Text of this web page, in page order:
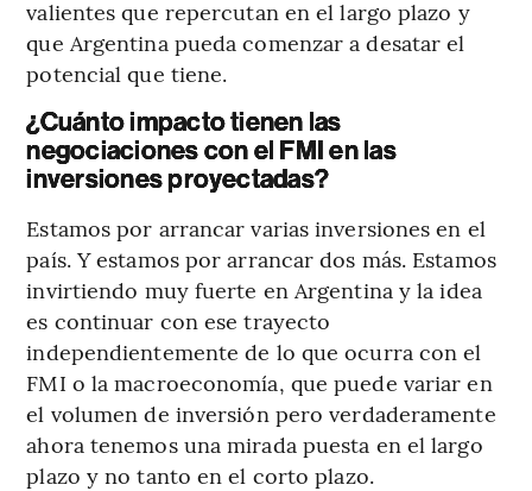
valientes que repercutan en el largo plazo y
que Argentina pueda comenzar a desatar el
potencial que tiene.
¿Cuánto impacto tienen las
negociaciones con el FMI en las
inversiones proyectadas?
Estamos por arrancar varias inversiones en el
país. Y estamos por arrancar dos más. Estamos
invirtiendo muy fuerte en Argentina y la idea
es continuar con ese trayecto
independientemente de lo que ocurra con el
FMI o la macroeconomía, que puede variar en
el volumen de inversión pero verdaderamente
ahora tenemos una mirada puesta en el largo
plazo y no tanto en el corto plazo.